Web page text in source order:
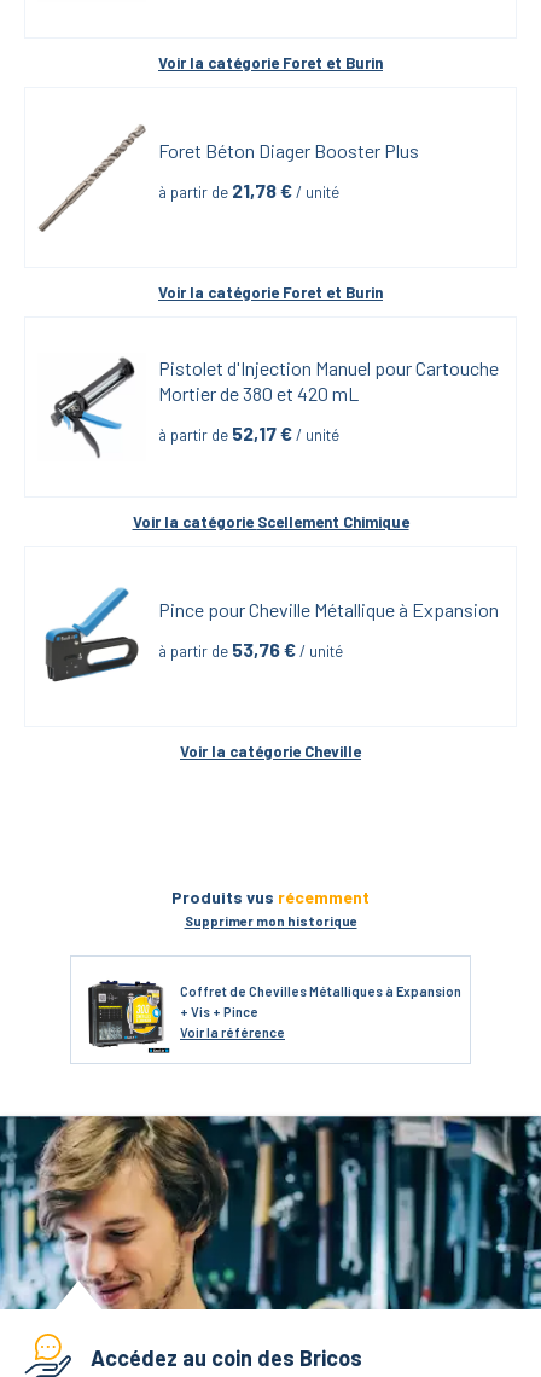
Voir la catégorie Foret et Burin
Foret Béton Diager Booster Plus
à partir de 21,78 € / unité
Voir la catégorie Foret et Burin
Pistolet d'Injection Manuel pour Cartouche
Mortier de 380 et 420 mL
à partir de 52,17 € / unité
Voir la catégorie Scellement Chimique
Pince pour Cheville Métallique à Expansion
à partir de 53,76 € / unité
Voir la catégorie Cheville
Produits vus récemment
Supprimer mon historique
Coffret de Chevilles Métalliques à Expansion
+ Vis + Pince
Voirla référence
Accédez au coin des Bricos